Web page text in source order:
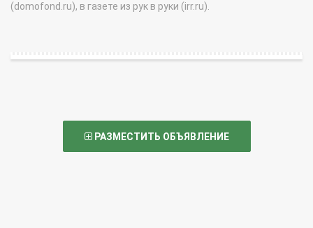
(domofond.ru), в газете из рук в руки (irr.ru).
РАЗМЕСТИТЬ ОБЪЯВЛЕНИЕ